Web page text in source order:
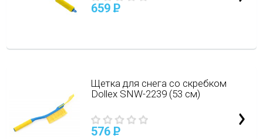
659 P
Щетка для снега со скребком
Dollex SNW-2239 (53 см)
576 P